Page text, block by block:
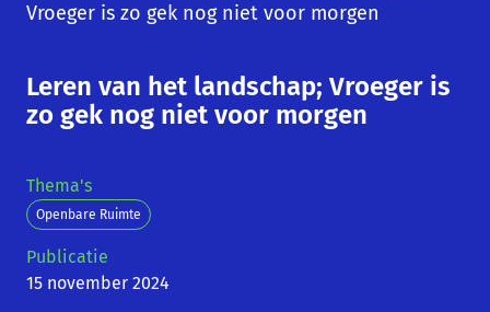
Vroeger is zo gek nog niet voor morgen
Leren van het landschap; Vroeger is
zo gek nog niet voor morgen
Thema's
Openbare Ruimte
Publicatie
15 november 2024